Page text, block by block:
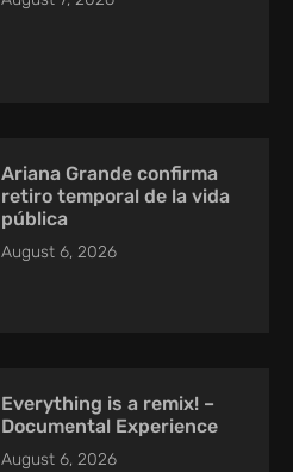
Ariana Grande confirma
retiro temporal de la vida
pública
August 6, 2026
Everything is a remix! –
Documental Experience
August 6, 2026